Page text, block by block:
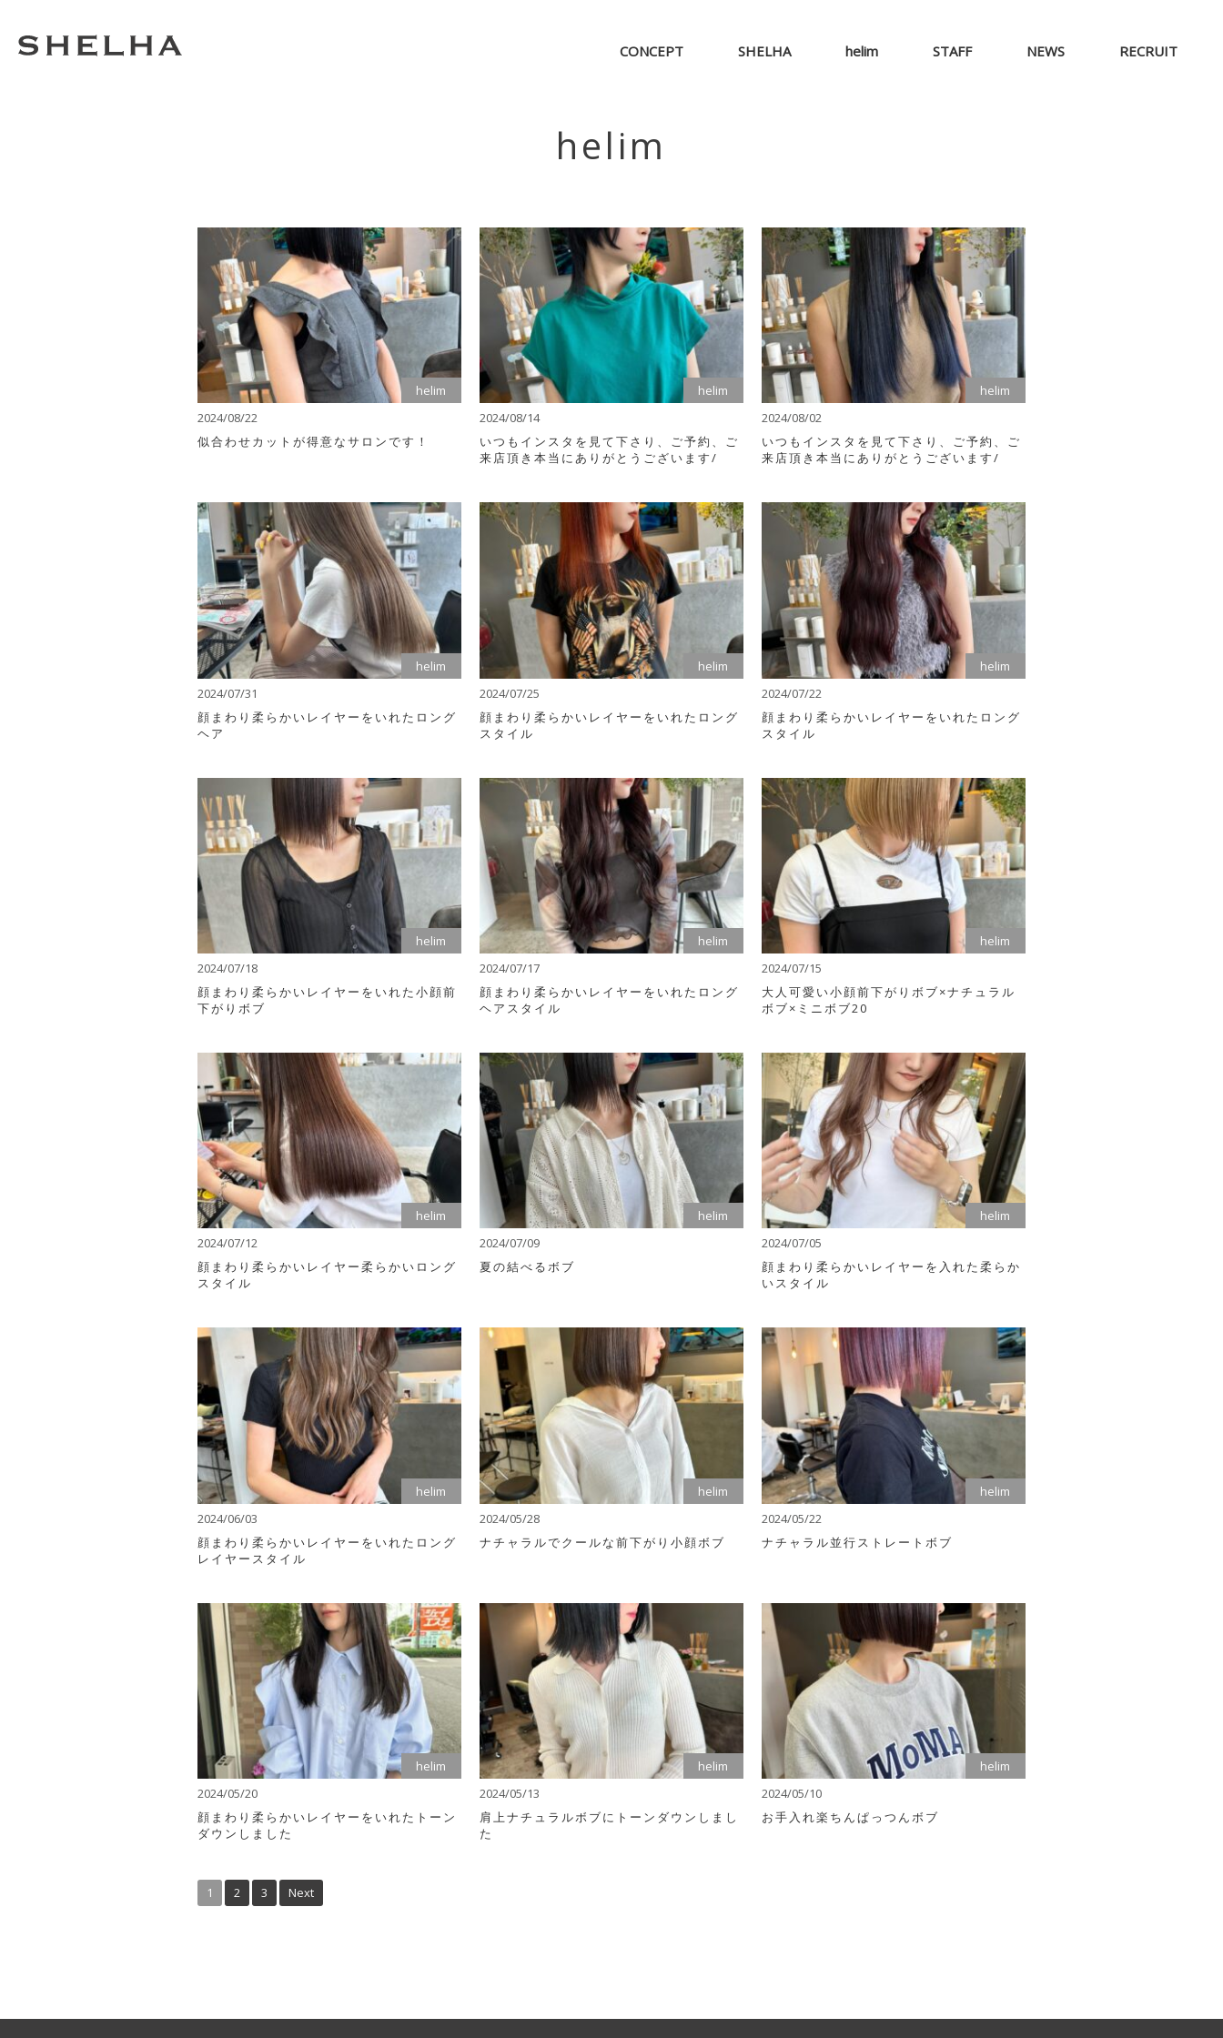
CONCEPT SHELHA helim STAFF NEWS RECRUIT
helim
helim
2024/08/22
似合わせカットが得意なサロンです！
helim
2024/08/14
いつもインスタを見て下さり、ご予約、ご
来店頂き本当にありがとうございます/
helim
2024/08/02
いつもインスタを見て下さり、ご予約、ご
来店頂き本当にありがとうございます/
helim
2024/07/31
顔まわり柔らかいレイヤーをいれたロング
ヘア
helim
2024/07/25
顔まわり柔らかいレイヤーをいれたロング
スタイル
helim
2024/07/22
顔まわり柔らかいレイヤーをいれたロング
スタイル
helim
2024/07/18
顔まわり柔らかいレイヤーをいれた小顔前
下がりボブ
helim
2024/07/17
顔まわり柔らかいレイヤーをいれたロング
ヘアスタイル
helim
2024/07/15
大人可愛い小顔前下がりボブ×ナチュラル
ボブ×ミニボブ20
helim
2024/07/12
顔まわり柔らかいレイヤー柔らかいロング
スタイル
helim
2024/07/09
夏の結べるボブ
helim
2024/07/05
顔まわり柔らかいレイヤーを入れた柔らか
いスタイル
helim
2024/06/03
顔まわり柔らかいレイヤーをいれたロング
レイヤースタイル
helim
2024/05/28
ナチャラルでクールな前下がり小顔ボブ
helim
2024/05/22
ナチャラル並行ストレートボブ
helim
2024/05/20
顔まわり柔らかいレイヤーをいれたトーン
ダウンしました
helim
2024/05/13
肩上ナチュラルボブにトーンダウンしまし
た
helim
2024/05/10
お手入れ楽ちんぱっつんボブ
1 2 3 Next